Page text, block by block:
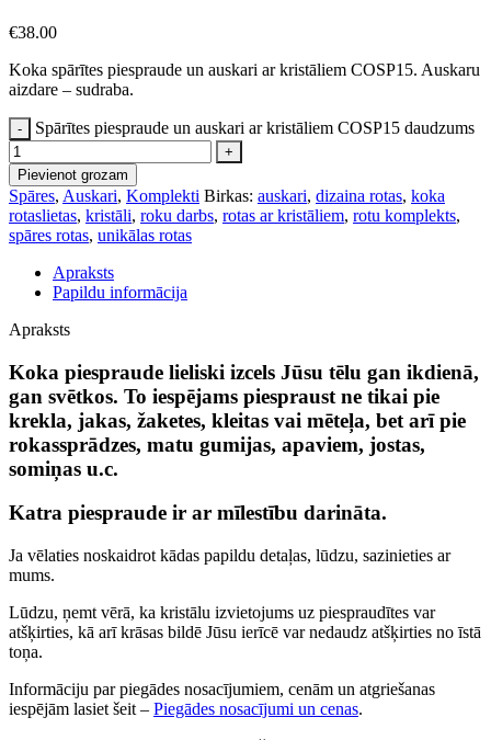
€38.00
Koka spārītes piespraude un auskari ar kristāliem COSP15. Auskaru
aizdare – sudraba.
Spārītes piespraude un auskari ar kristāliem COSP15 daudzums
Pievienot grozam
Spāres, Auskari, Komplekti Birkas: auskari, dizaina rotas, koka
rotaslietas, kristāli, roku darbs, rotas ar kristāliem, rotu komplekts,
spāres rotas, unikālas rotas
Apraksts
Papildu informācija
Apraksts
Koka piespraude lieliski izcels Jūsu tēlu gan ikdienā,
gan svētkos. To iespējams piespraust ne tikai pie
krekla, jakas, žaketes, kleitas vai mēteļa, bet arī pie
rokassprādzes, matu gumijas, apaviem, jostas,
somiņas u.c.
Katra piespraude ir ar mīlestību darināta.
Ja vēlaties noskaidrot kādas papildu detaļas, lūdzu, sazinieties ar
mums.
Lūdzu, ņemt vērā, ka kristālu izvietojums uz piespraudītes var
atšķirties, kā arī krāsas bildē Jūsu ierīcē var nedaudz atšķirties no īstā
toņa.
Informāciju par piegādes nosacījumiem, cenām un atgriešanas
iespējām lasiet šeit – Piegādes nosacījumi un cenas.